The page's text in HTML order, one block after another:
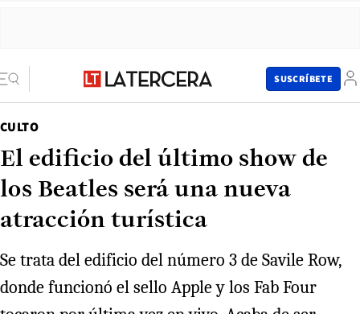
SUSCRÍBETE
CULTO
El edificio del último show de
los Beatles será una nueva
atracción turística
Se trata del edificio del número 3 de Savile Row,
donde funcionó el sello Apple y los Fab Four